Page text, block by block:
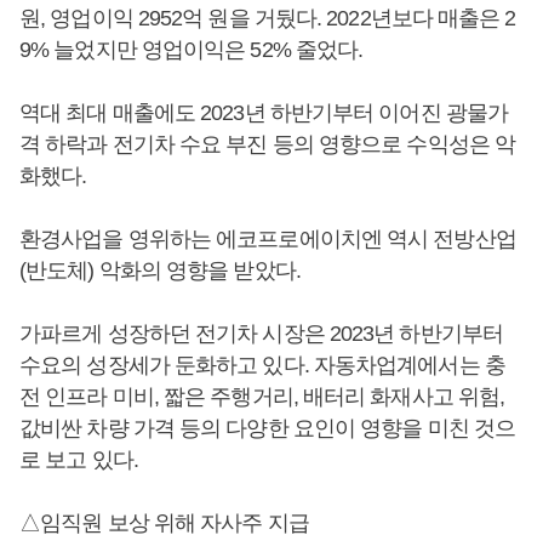
원, 영업이익 2952억 원을 거뒀다. 2022년보다 매출은 2
9% 늘었지만 영업이익은 52% 줄었다.
역대 최대 매출에도 2023년 하반기부터 이어진 광물가
격 하락과 전기차 수요 부진 등의 영향으로 수익성은 악
화했다.
환경사업을 영위하는 에코프로에이치엔 역시 전방산업
(반도체) 악화의 영향을 받았다.
가파르게 성장하던 전기차 시장은 2023년 하반기부터
수요의 성장세가 둔화하고 있다. 자동차업계에서는 충
전 인프라 미비, 짧은 주행거리, 배터리 화재사고 위험,
값비싼 차량 가격 등의 다양한 요인이 영향을 미친 것으
로 보고 있다.
△임직원 보상 위해 자사주 지급